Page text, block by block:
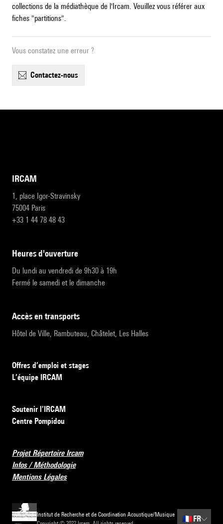
collections de la médiathèque de l'Ircam. Veuillez vous référer aux
fiches "partitions".
Vous constatez une erreur ?
contactez-nous
IRCAM
1, place Igor-Stravinsky
75004 Paris
+33 1 44 78 48 43
heures d'ouverture
Du lundi au vendredi de 9h30 à 19h
Fermé le samedi et le dimanche
accès en transports
Hôtel de Ville, Rambuteau, Châtelet, Les Halles
Offres d’emploi et stages
L’équipe IRCAM
Soutenir l’IRCAM
Centre Pompidou
Projet Répertoire Ircam
Infos / Méthodologie
Mentions Légales
Institut de Recherche et de Coordination Acoustique/Musique
🇫🇷 FR